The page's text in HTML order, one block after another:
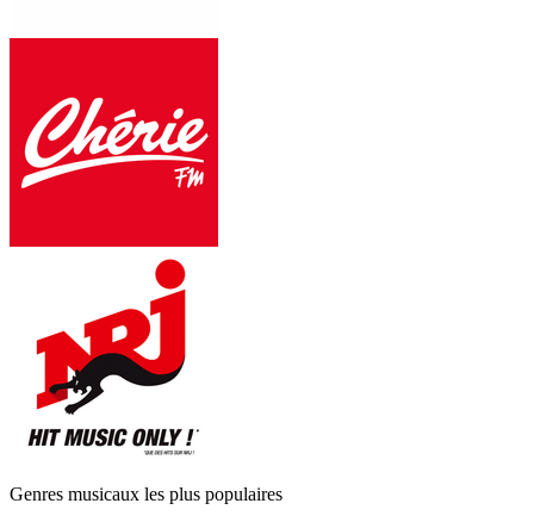
Genres musicaux les plus populaires